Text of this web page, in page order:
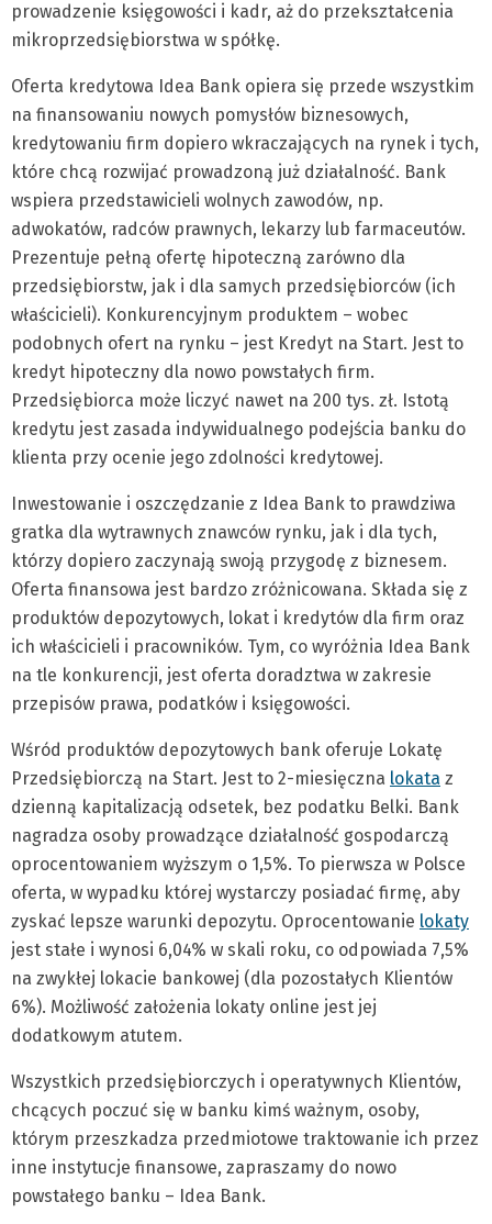
prowadzenie księgowości i kadr, aż do przekształcenia
mikroprzedsiębiorstwa w spółkę.
Oferta kredytowa Idea Bank opiera się przede wszystkim
na finansowaniu nowych pomysłów biznesowych,
kredytowaniu firm dopiero wkraczających na rynek i tych,
które chcą rozwijać prowadzoną już działalność. Bank
wspiera przedstawicieli wolnych zawodów, np.
adwokatów, radców prawnych, lekarzy lub farmaceutów.
Prezentuje pełną ofertę hipoteczną zarówno dla
przedsiębiorstw, jak i dla samych przedsiębiorców (ich
właścicieli). Konkurencyjnym produktem – wobec
podobnych ofert na rynku – jest Kredyt na Start. Jest to
kredyt hipoteczny dla nowo powstałych firm.
Przedsiębiorca może liczyć nawet na 200 tys. zł. Istotą
kredytu jest zasada indywidualnego podejścia banku do
klienta przy ocenie jego zdolności kredytowej.
Inwestowanie i oszczędzanie z Idea Bank to prawdziwa
gratka dla wytrawnych znawców rynku, jak i dla tych,
którzy dopiero zaczynają swoją przygodę z biznesem.
Oferta finansowa jest bardzo zróżnicowana. Składa się z
produktów depozytowych, lokat i kredytów dla firm oraz
ich właścicieli i pracowników. Tym, co wyróżnia Idea Bank
na tle konkurencji, jest oferta doradztwa w zakresie
przepisów prawa, podatków i księgowości.
Wśród produktów depozytowych bank oferuje Lokatę
Przedsiębiorczą na Start. Jest to 2-miesięczna lokata z
dzienną kapitalizacją odsetek, bez podatku Belki. Bank
nagradza osoby prowadzące działalność gospodarczą
oprocentowaniem wyższym o 1,5%. To pierwsza w Polsce
oferta, w wypadku której wystarczy posiadać firmę, aby
zyskać lepsze warunki depozytu. Oprocentowanie lokaty
jest stałe i wynosi 6,04% w skali roku, co odpowiada 7,5%
na zwykłej lokacie bankowej (dla pozostałych Klientów
6%). Możliwość założenia lokaty online jest jej
dodatkowym atutem.
Wszystkich przedsiębiorczych i operatywnych Klientów,
chcących poczuć się w banku kimś ważnym, osoby,
którym przeszkadza przedmiotowe traktowanie ich przez
inne instytucje finansowe, zapraszamy do nowo
powstałego banku – Idea Bank.